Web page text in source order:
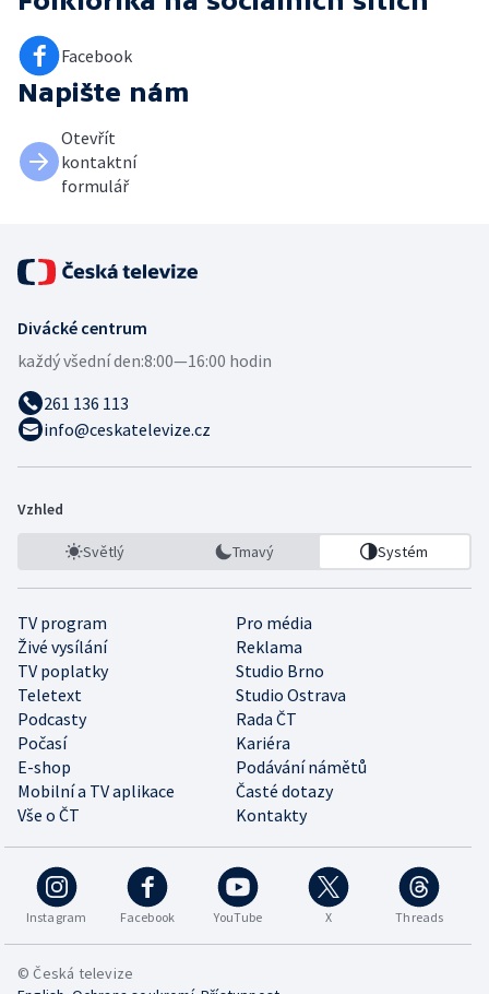
Facebook
Napište nám
Otevřít
kontaktní
formulář
Divácké centrum
každý všední den:8:00—16:00 hodin
261 136 113
info@ceskatelevize.cz
Vzhled
Světlý Tmavý Systém
TV program
Pro média
Živé vysílání
Reklama
TV poplatky
Studio Brno
Teletext
Studio Ostrava
Podcasty
Rada ČT
Počasí
Kariéra
E-shop
Podávání námětů
Mobilní a TV aplikace
Časté dotazy
Vše o ČT
Kontakty
Instagram Facebook YouTube X Threads
© Česká televize